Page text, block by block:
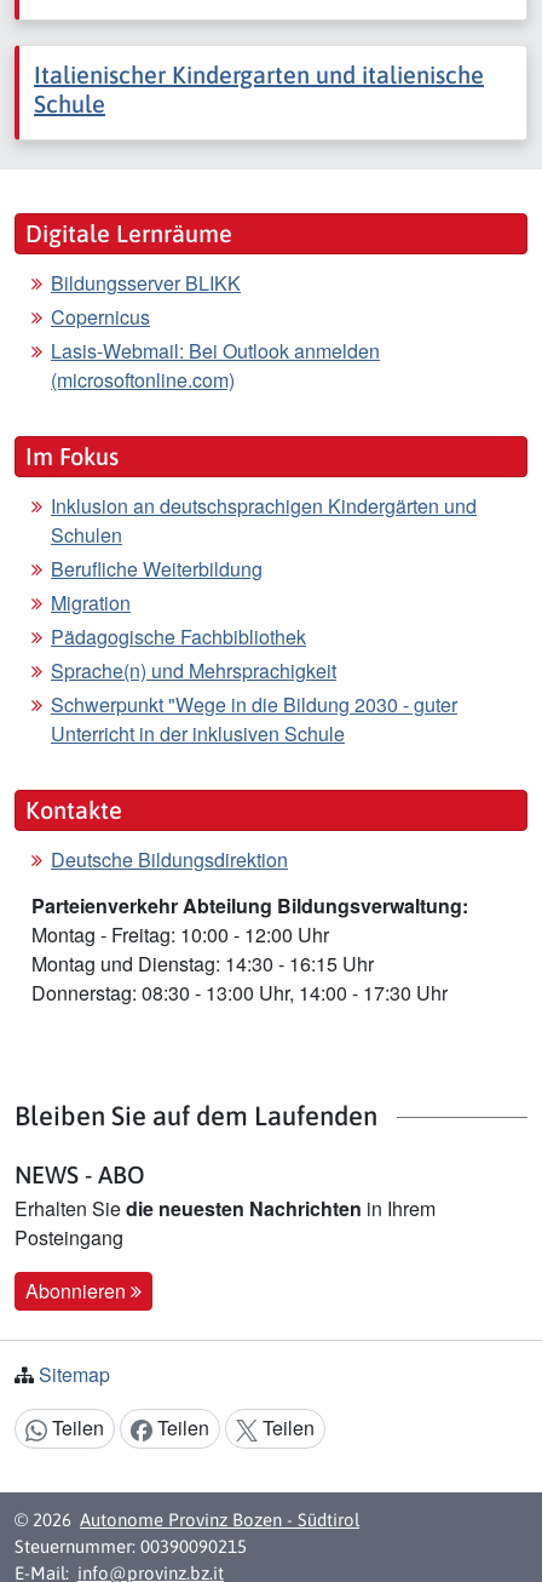
Italienischer Kindergarten und italienische
Schule
Digitale Lernräume
Bildungsserver BLIKK
Copernicus
Lasis-Webmail: Bei Outlook anmelden
(microsoftonline.com)
Im Fokus
Inklusion an deutschsprachigen Kindergärten und
Schulen
Berufliche Weiterbildung
Migration
Pädagogische Fachbibliothek
Sprache(n) und Mehrsprachigkeit
Schwerpunkt "Wege in die Bildung 2030 - guter
Unterricht in der inklusiven Schule
Kontakte
Deutsche Bildungsdirektion
Parteienverkehr Abteilung Bildungsverwaltung:
Montag - Freitag: 10:00 - 12:00 Uhr
Montag und Dienstag: 14:30 - 16:15 Uhr
Donnerstag: 08:30 - 13:00 Uhr, 14:00 - 17:30 Uhr
Bleiben Sie auf dem Laufenden
NEWS - ABO
Erhalten Siedie neuesten Nachrichten in Ihrem
Posteingang
Abonnieren
Sitemap
Inhalt teilen:
Teilen Teilen Teilen
© 2026 Autonome Provinz Bozen - Südtirol
Steuernummer: 00390090215
E-Mail: info@provinz.bz.it